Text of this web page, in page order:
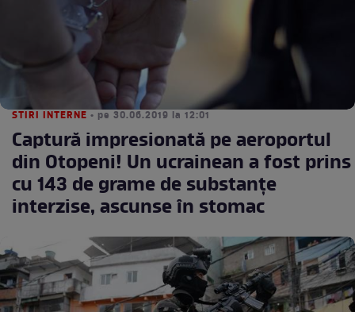
STIRI INTERNE • pe 30.06.2019 la 12:01
Captură impresionată pe aeroportul
din Otopeni! Un ucrainean a fost prins
cu 143 de grame de substanțe
interzise, ascunse în stomac